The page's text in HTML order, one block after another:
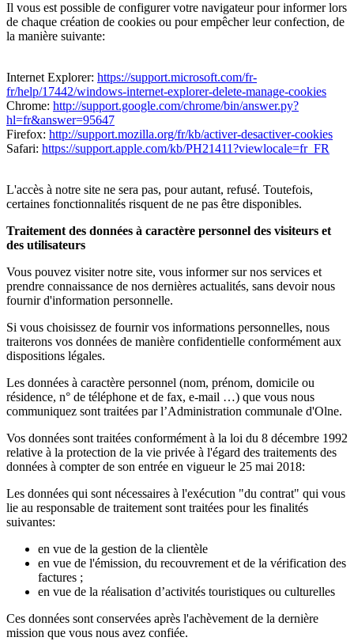
Il vous est possible de configurer votre navigateur pour informer lors
de chaque création de cookies ou pour empêcher leur confection, de
la manière suivante:
Internet Explorer: https://support.microsoft.com/fr-
fr/help/17442/windows-internet-explorer-delete-manage-cookies
Chrome: http://support.google.com/chrome/bin/answer.py?
hl=fr&answer=95647
Firefox: http://support.mozilla.org/fr/kb/activer-desactiver-cookies
Safari: https://support.apple.com/kb/PH21411?viewlocale=fr_FR
L'accès à notre site ne sera pas, pour autant, refusé. Toutefois,
certaines fonctionnalités risquent de ne pas être disponibles.
Traitement des données à caractère personnel des visiteurs et
des utilisateurs
Vous pouvez visiter notre site, vous informer sur nos services et
prendre connaissance de nos dernières actualités, sans devoir nous
fournir d'information personnelle.
Si vous choisissez de fournir vos informations personnelles, nous
traiterons vos données de manière confidentielle conformément aux
dispositions légales.
Les données à caractère personnel (nom, prénom, domicile ou
résidence, n° de téléphone et de fax, e-mail …) que vous nous
communiquez sont traitées par l’Administration communale d'Olne.
Vos données sont traitées conformément à la loi du 8 décembre 1992
relative à la protection de la vie privée à l'égard des traitements des
données à compter de son entrée en vigueur le 25 mai 2018:
Les données qui sont nécessaires à l'exécution "du contrat" qui vous
lie au responsable de traitement sont traitées pour les finalités
suivantes:
en vue de la gestion de la clientèle
en vue de l'émission, du recouvrement et de la vérification des
factures ;
en vue de la réalisation d’activités touristiques ou culturelles
Ces données sont conservées après l'achèvement de la dernière
mission que vous nous avez confiée.